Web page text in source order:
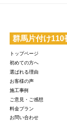
群馬片付け110
トップページ
初めての方へ
選ばれる理由
お客様の声
施工事例
ご意見・ご感想
料金プラン
お問い合わせ